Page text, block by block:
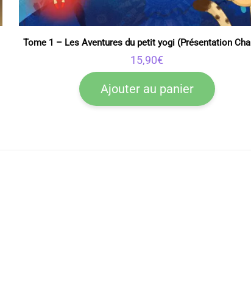
Tome 1 – Les Aventures du petit yogi (Présentation
15,90€
Ajouter au panier